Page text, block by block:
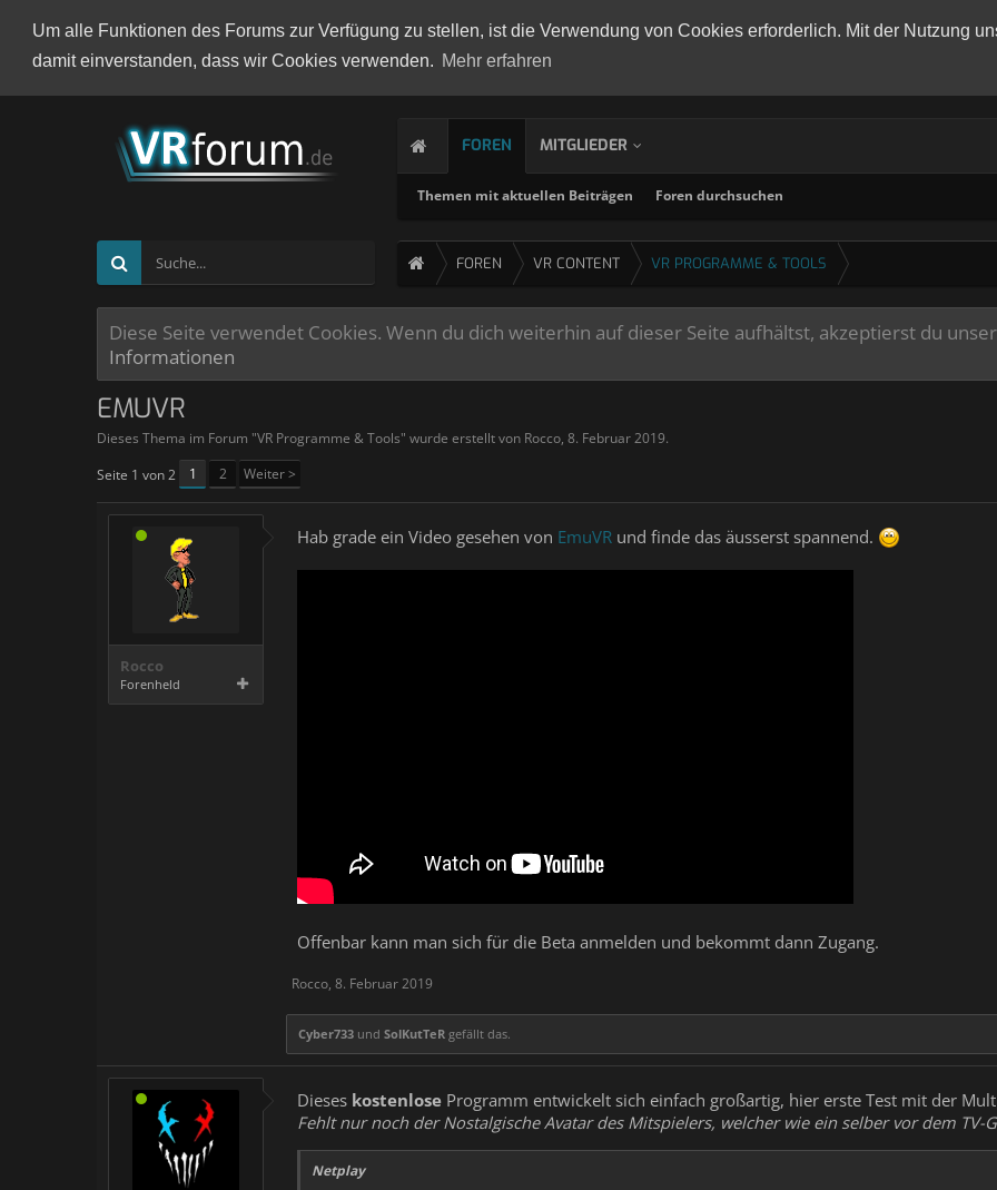
Um alle Funktionen des Forums zur Verfügung zu stellen, ist die Verwendung von Cookies erforderlich. Mit der Nutzung
damit einverstanden, dass wir Cookies verwenden. Mehr erfahren
FOREN
Themen mit aktuellen Beiträgen Foren durchsuchen
MITGLIEDER
FOREN VR CONTENT VR PROGRAMME & TOOLS
Diese Seite verwendet Cookies. Wenn du dich weiterhin auf dieser Seite aufhältst, akzeptierst du
Informationen
EMUVR
Dieses Thema im Forum "VR Programme & Tools" wurde erstellt von Rocco, 8. Februar 2019.
Seite 1 von 2
1 2 Weiter >
Rocco
Forenheld
Hab grade ein Video gesehen von EmuVR und finde das äusserst spannend.
Offenbar kann man sich für die Beta anmelden und bekommt dann Zugang.
Rocco, 8. Februar 2019
Cyber733 und SolKutTeR gefällt das.
Dieses kostenlose Programm entwickelt sich einfach großartig, hier erste Test mit der
Fehlt nur noch der Nostalgische Avatar des Mitspielers, welcher wie ein selber vor dem
Netplay